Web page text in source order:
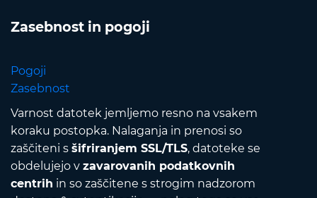
Zasebnost in pogoji
Pogoji
Zasebnost
Varnost datotek jemljemo resno na vsakem
koraku postopka. Nalaganja in prenosi so
zaščiteni s šifriranjem SSL/TLS, datoteke se
obdelujejo v zavarovanih podatkovnih
centrih in so zaščitene s strogim nadzorom